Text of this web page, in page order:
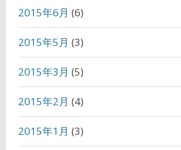
2015年6月 (6)
2015年5月 (3)
2015年3月 (5)
2015年2月 (4)
2015年1月 (3)